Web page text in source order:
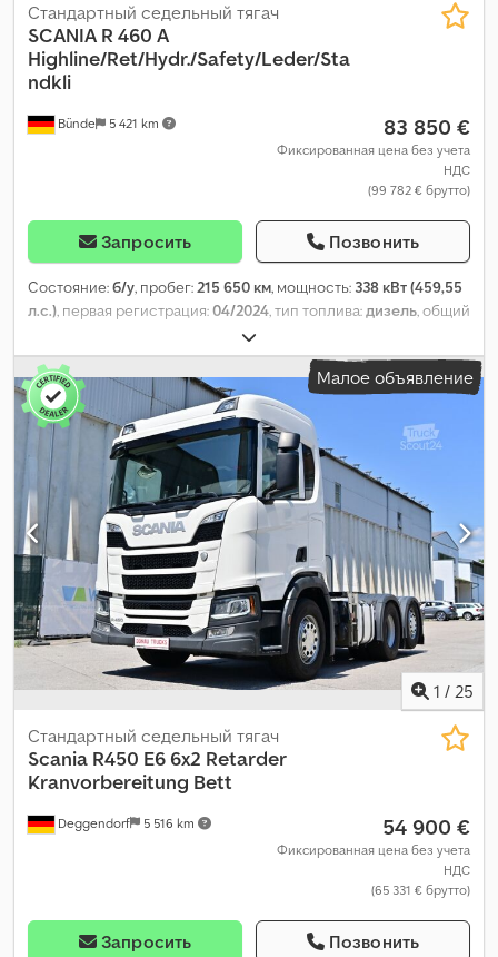
Bünde 5 421 km
Стандартный седельный тягач
SCANIA R 460 A
Highline/Ret/Hydr./Safety/Leder/Sta
ndkli
83 850 €
Фиксированная цена без учета
НДС
(99 782 € брутто)
Запросить Позвонить
Состояние:б/у, пробег:215 650 км, мощность: 338 кВт (459,55
л.с.), первая регистрация:04/2024, тип топлива:дизель, общий
, конфигурация осей:
(TÜV):04/2027, тормоза:ретардер, цвет:белый, тип передачи:
автоматический, Год выпуска:2024, Оборудование:ABS,
кондиционер, отопитель стояночный, сажевый фильтр,
электронная программа стабилизации (ESP)
Малое объявление
1 / 25
Deggendorf 5 516 km
Стандартный седельный тягач
Scania R450 E6 6x2 Retarder
Kranvorbereitung Bett
54 900 €
Фиксированная цена без учета
НДС
(65 331 € брутто)
Запросить Позвонить